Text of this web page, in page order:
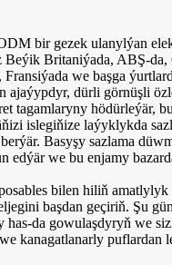
bir gezek ulanylýan
Beýik Britaniýada, ABŞ-da,
we başga
ajaýypdyr, dürli görnüşli
tagamlaryny hödürleýär,
islegiňize laýyklykda
Basyşy sazlama
edýär we bu enjamy
bilen hiliň amatlylyk
başdan geçiriň. Şu
has-da gowulaşdyryň we
kanagatlanarly puflardan